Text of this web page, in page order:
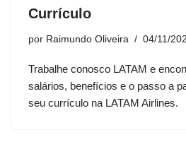
Currículo
por Raimundo Oliveira 04/11/
Trabalhe conosco LATAM e
salários, benefícios e o passo a
seu currículo na LATAM Airlines.